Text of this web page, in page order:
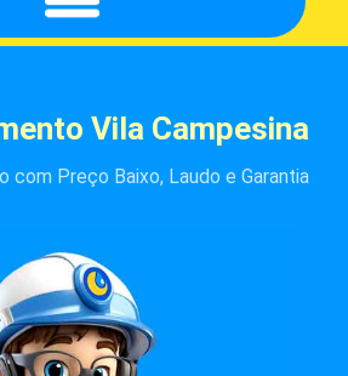
Vila Campesina
com Preço Baixo, Laudo e Garantia